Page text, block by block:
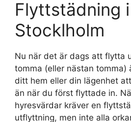
Flyttstädning i
Stocklholm
Nu när det är dags att flytta
tomma (eller nästan tomma)
ditt hem eller din lägenhet
än när du först flyttade in.
hyresvärdar kräver en
utflyttning, men inte alla